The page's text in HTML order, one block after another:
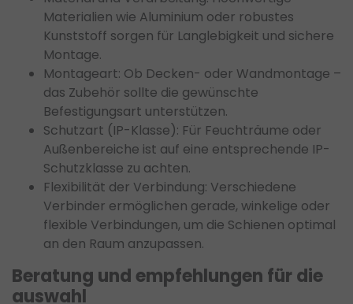
Materialien wie Aluminium oder robustes
Kunststoff sorgen für Langlebigkeit und sichere
Montage.
Montageart: Ob Decken- oder Wandmontage –
das Zubehör sollte die gewünschte
Befestigungsart unterstützen.
Schutzart (IP-Klasse): Für Feuchträume oder
Außenbereiche ist auf eine entsprechende IP-
Schutzklasse zu achten.
Flexibilität der Verbindung: Verschiedene
Verbinder ermöglichen gerade, winkelige oder
flexible Verbindungen, um die Schienen optimal
an den Raum anzupassen.
Beratung und empfehlungen für die
auswahl